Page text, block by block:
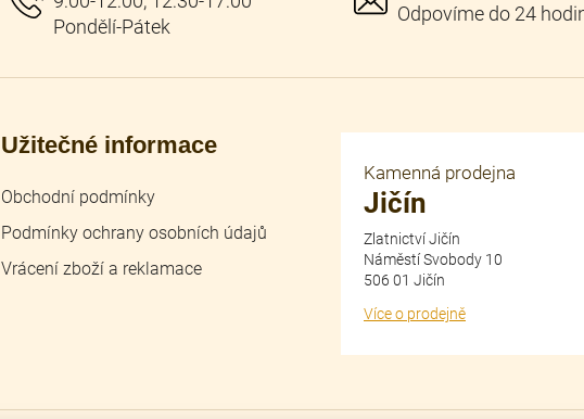
Užitečné informace
Obchodní podmínky
Podmínky ochrany osobních údajů
Vrácení zboží a reklamace
Kamenná prodejna
Jičín
Zlatnictví Jičín
Náměstí Svobody 10
506 01 Jičín
Více o prodejně